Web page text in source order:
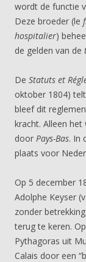
wordt de functie
Deze broeder (le
hospitalier)
de gelden van de
De Statuts et
oktober 1804)
bleef dit
kracht. Alleen het
door Pays-Bas. In
plaats voor
Op 5 december
Adolphe Keyser
zonder
terug te keren.
Pythagoras uit
Calais door een